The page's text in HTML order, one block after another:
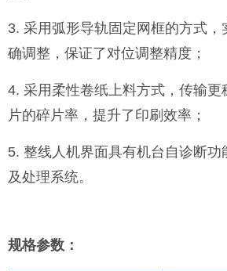
3. 采用弧形导轨固定网框的方式，
确调整，保证了对位调整精度；
4. 采用柔性卷纸上料方式，传输更
片的碎片率，提升了印刷效率；
5. 整线人机界面具有机台自诊断功
及处理系统。
规格参数：